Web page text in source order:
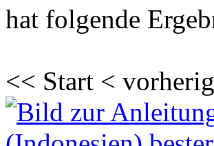
hat folgende
<< Start <